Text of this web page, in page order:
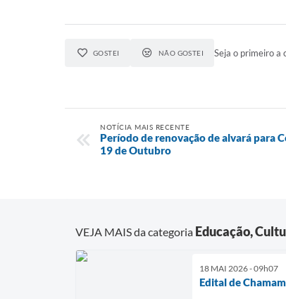
GOSTEI NÃO GOSTEI Seja o primeiro a
NOTÍCIA MAIS RECENTE
Período de renovação de alvará para
19 de Outubro
VEJA MAIS da categoria Educação,
18 MAI 2026 - 09h07
Edital de